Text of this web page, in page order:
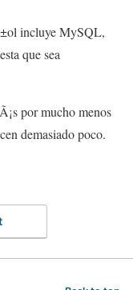
incluye MySQL,
que sea
por mucho menos
demasiado poco.